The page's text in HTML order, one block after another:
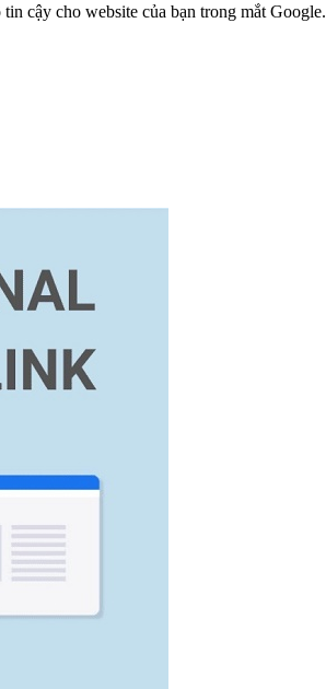
cậy cho website của bạn trong mắt Google.